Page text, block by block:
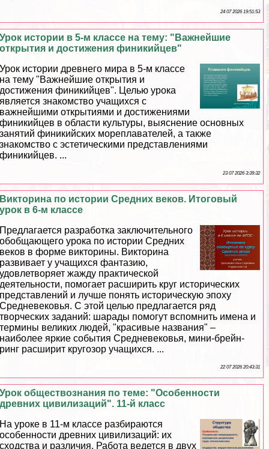
24 07 2026 19:51:53
Урок истории в 5-м классе на тему: "Важнейшие
открытия и достижения финикийцев"
Урок истории древнего мира в 5-м классе
на тему "Важнейшие открытия и
достижения финикийцев". Целью урока
является знакомство учащихся с
важнейшими открытиями и достижениями
финикийцев в области культуры, выяснение основных
занятий финикийских мореплавателей, а также
знакомство с эстетическими представлениями
финикийцев. ...
23 07 2026 3:39:32
Викторина по истории Средних веков. Итоговый
урок в 6-м классе
Предлагается разработка заключительного
обобщающего урока по истории Средних
веков в форме викторины. Викторина
развивает у учащихся фантазию,
удовлетворяет жажду пpaктической
деятельности, помогает расширить круг исторических
представлений и лучше понять историческую эпоху
Средневековья. С этой целью предлагается ряд
творческих заданий: шарады помогут вспомнить имена и
термины великих людей, "красивые названия" –
наиболее яркие события Cредневековья, мини-брейн-
ринг расширит кругозор учащихся. ...
22 07 2026 20:43:31
Урок обществознания по теме: "Особенности
древних цивилизаций". 11-й класс
На уроке в 11-м классе разбираются
особенности древних цивилизаций: их
сходства и различия. Работа ведется в двух